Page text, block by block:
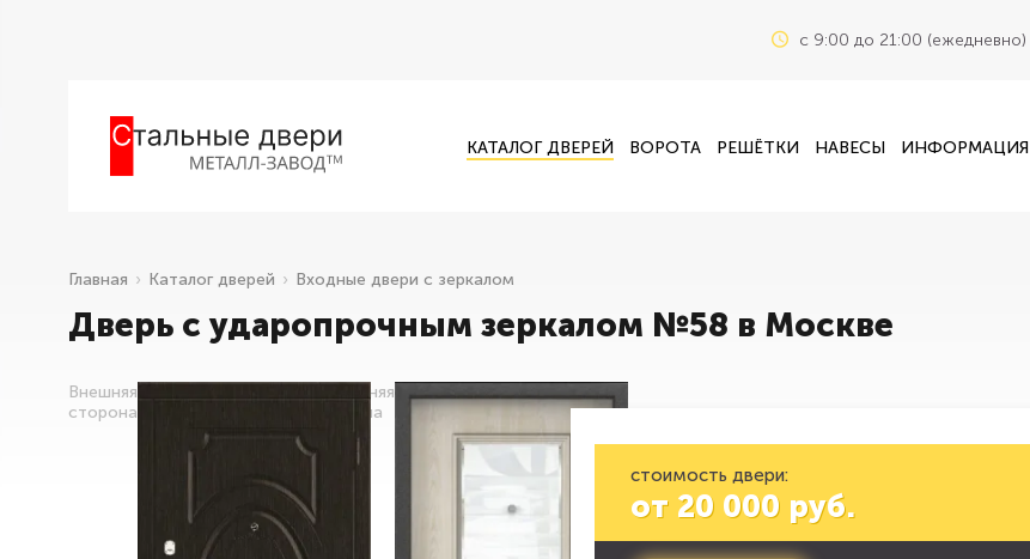
c 9:00 до 21:00 (ежедневно)
КАТАЛОГ ДВЕРЕЙ ВОРОТА РЕШЁТКИ НАВЕСЫ ИНФОРМАЦИЯ
Дверь с ударопрочным зеркалом №58 в Москве
Главная Каталог дверей Входные двери с зеркалом
Внешняя
сторона
Внутренняя
сторона
стоимость двери:
от 20 000 руб.